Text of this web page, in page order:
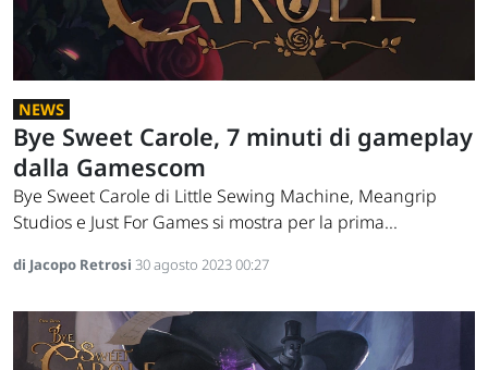
NEWS
Bye Sweet Carole, 7 minuti di gameplay
dalla Gamescom
Bye Sweet Carole di Little Sewing Machine, Meangrip
Studios e Just For Games si mostra per la prima...
di Jacopo Retrosi 30 agosto 2023 00:27